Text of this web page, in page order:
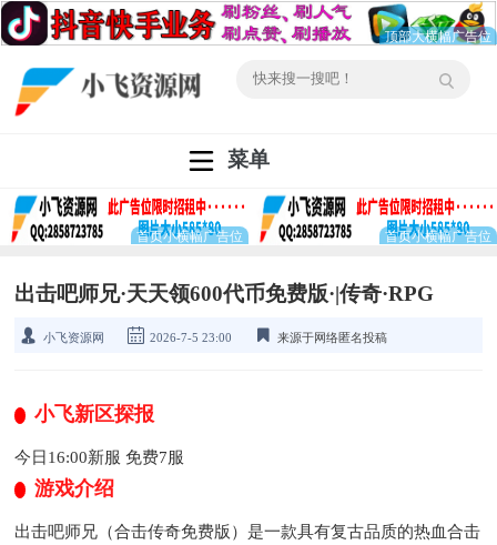
菜单
出击吧师兄·天天领600代币免费版·|传奇·RPG
小飞资源网 2026-7-5 23:00 来源于网络匿名投稿
小飞新区探报
今日16:00新服 免费7服
游戏介绍
出击吧师兄（合击传奇免费版）是一款具有复古品质的热血合击